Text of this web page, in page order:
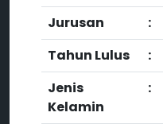
Jurusan
:
Tahun Lulus
:
Jenis
Kelamin
: